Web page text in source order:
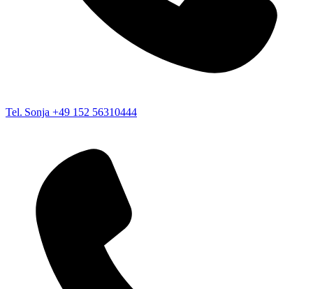
Tel. Sonja +49 152 56310444